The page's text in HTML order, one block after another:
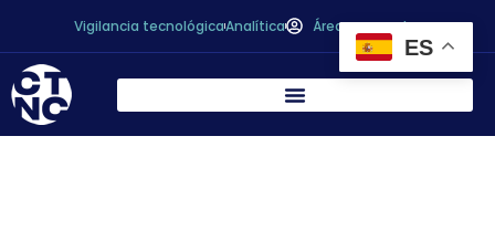
Vigilancia tecnológicaAnalítica Área personal
ES